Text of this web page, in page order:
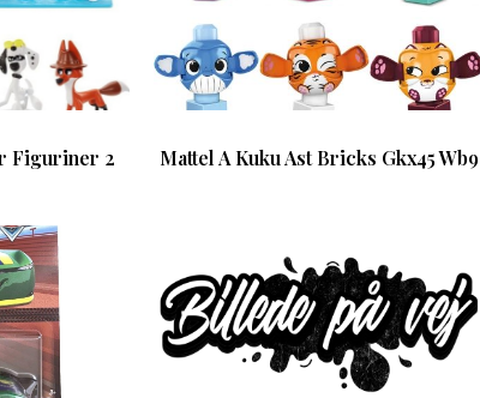
Figuriner 2
Mattel A Kuku Ast Bricks Gkx45 Wb9